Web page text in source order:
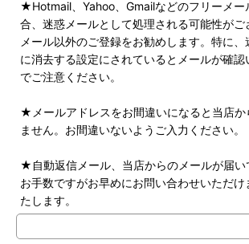
★Hotmail、Yahoo、Gmailなどのフリーメー
合、迷惑メールとして処理される可能性がご
メール以外のご登録をお勧めします。特に
に消去する設定にされているとメールが確
でご注意ください。
★メールアドレスをお間違いになると当店か
ません。お間違いないようご入力ください。
★自動返信メール、当店からのメールが届い
お手数ですがお早めにお問い合わせいただ
たします。